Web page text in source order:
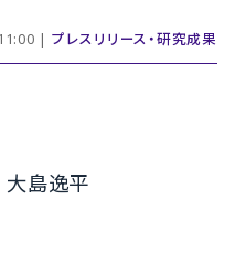
| プレスリリース・研究成果
大島逸平